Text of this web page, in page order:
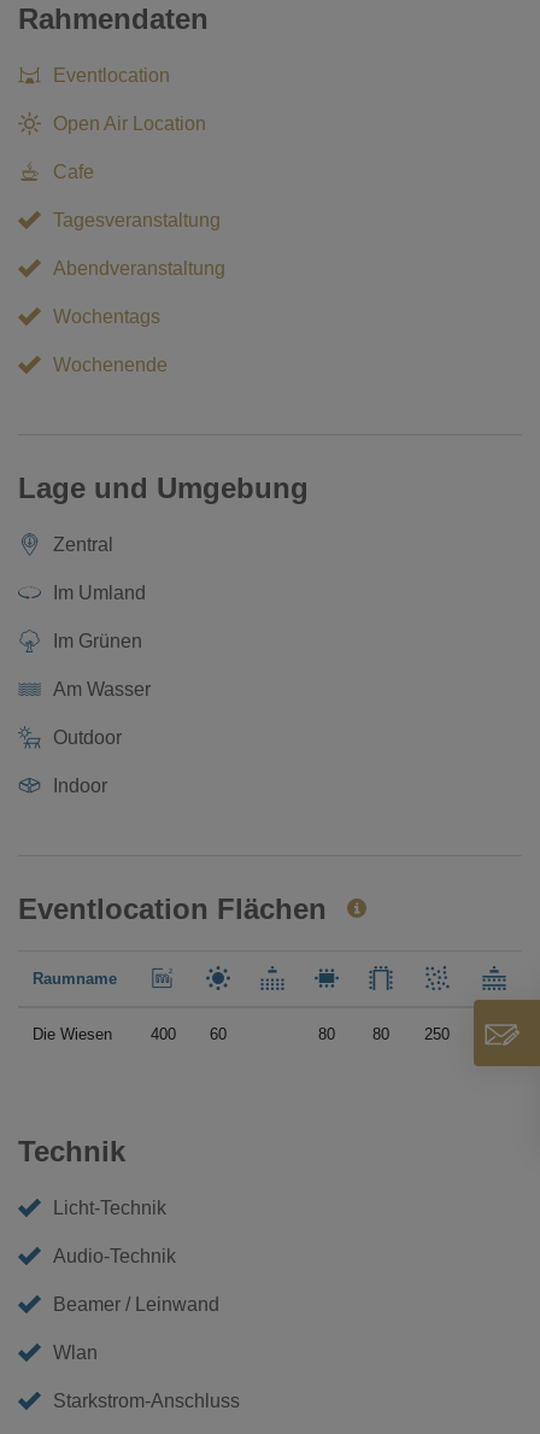
Rahmendaten
Eventlocation
Open Air Location
Cafe
Tagesveranstaltung
Abendveranstaltung
Wochentags
Wochenende
Lage und Umgebung
Zentral
Im Umland
Im Grünen
Am Wasser
Outdoor
Indoor
Eventlocation Flächen
Raumname
Die Wiesen 400 60 80 80 250 80
Technik
Licht-Technik
Audio-Technik
Beamer / Leinwand
Wlan
Starkstrom-Anschluss